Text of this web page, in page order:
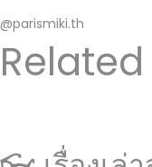
@parismiki.th